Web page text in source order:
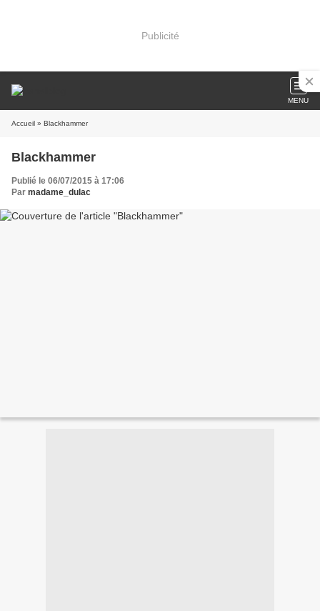
Publicité
MENU
Accueil » Blackhammer
Blackhammer
Publié le 06/07/2015 à 17:06
Par madame_dulac